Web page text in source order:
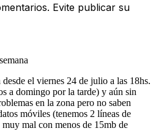
Evite publicar su